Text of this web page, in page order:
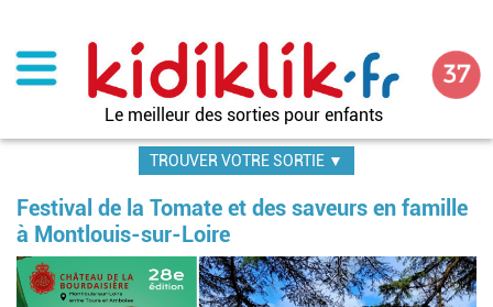
contenu
principal
Le meilleur des sorties pour enfants
TROUVER VOTRE SORTIE ▼
Festival de la Tomate et des saveurs en famille
à Montlouis-sur-Loire